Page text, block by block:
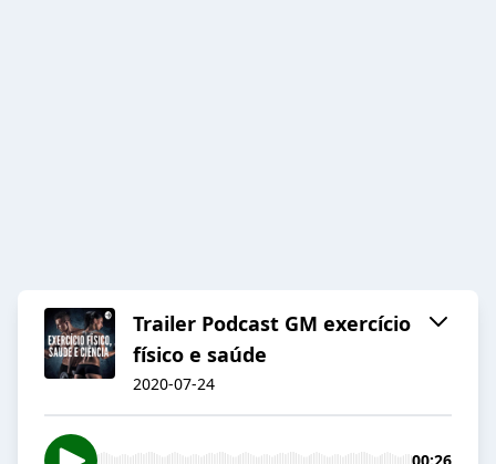
Trailer Podcast GM exercício
físico e saúde
2020-07-24